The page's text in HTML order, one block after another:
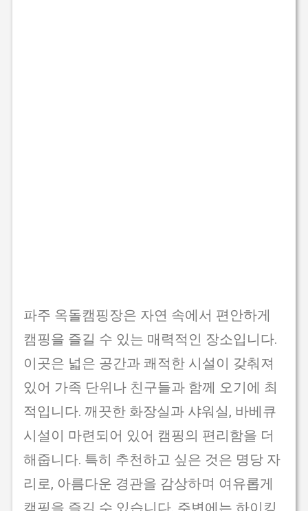
파주 옥돌캠핑장은 자연 속에서 편안하게
캠핑을 즐길 수 있는 매력적인 장소입니다.
이곳은 넓은 공간과 쾌적한 시설이 갖춰져
있어 가족 단위나 친구들과 함께 오기에 최
적입니다. 깨끗한 화장실과 샤워실, 바베큐
시설이 마련되어 있어 캠핑의 편리함을 더
해줍니다. 특히 추천하고 싶은 것은 명당 자
리로, 아름다운 경관을 감상하며 여유롭게